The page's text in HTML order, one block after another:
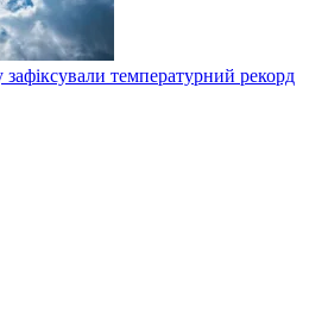
температурний рекорд